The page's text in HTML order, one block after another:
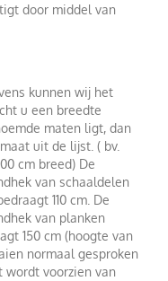
door middel van
kunnen wij het
u een breedte
maten ligt, dan
uit de lijst. ( bv.
cm breed) De
van schaaldelen
110 cm. De
van planken
150 cm (hoogte van
normaal gesproken
wordt voorzien van